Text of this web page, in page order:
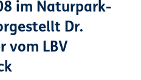
im Naturpark-
Dr.
vom LBV